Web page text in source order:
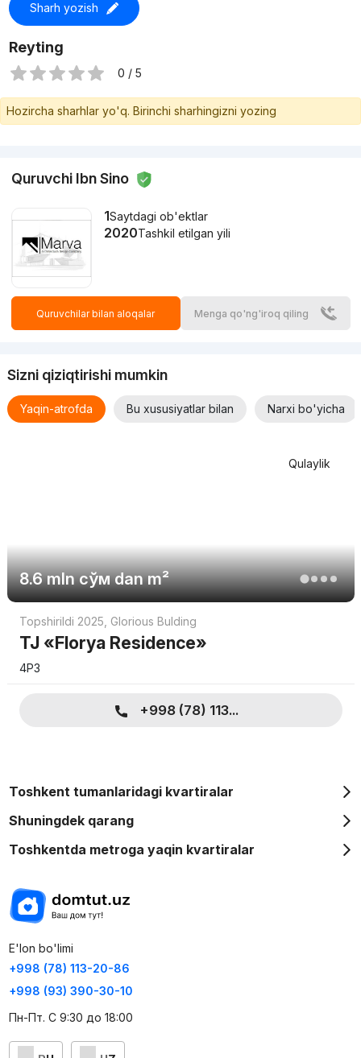
Sharh yozish
Reyting
0 / 5
Hozircha sharhlar yo'q. Birinchi sharhingizni yozing
Quruvchi Ibn Sino
1Saytdagi ob'ektlar
2020Tashkil etilgan yili
Quruvchilar bilan aloqalar Menga qo'ng'iroq qiling
Sizni qiziqtirishi mumkin
Yaqin-atrofda Bu xususiyatlar bilan Narxi bo'yicha
Qulaylik
8.6 mln сўмdan m²
Topshirildi 2025 Glorious Bulding
TJ «Florya Residence»
4Р3
+998 (78) 113...
Toshkent tumanlaridagi kvartiralar
Shuningdek qarang
Toshkentda metroga yaqin kvartiralar
E'lon bo'limi
+998 (78) 113-20-86
+998 (93) 390-30-10
Пн-Пт. С 9:30 до 18:00